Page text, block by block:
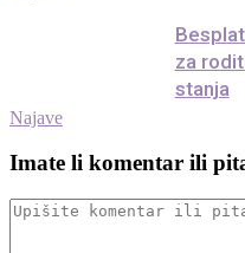
Najave
za
stanja
Imate li komentar ili